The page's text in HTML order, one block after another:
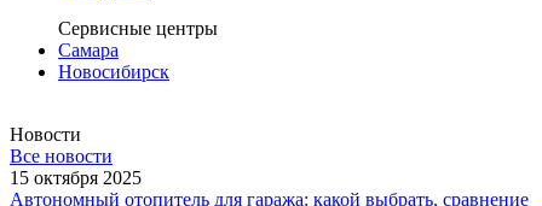
Сервисные центры
Самара
Новосибирск
Новости
Все новости
15 октября 2025
Автономный отопитель для гаража: какой выбрать, сравнение